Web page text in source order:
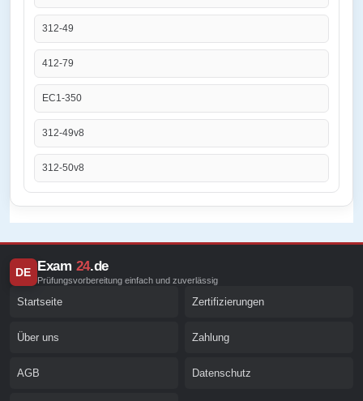
312-49
412-79
EC1-350
312-49v8
312-50v8
DE Exam 24.de
Prüfungsvorbereitung einfach und zuverlässig
Startseite Zertifizierungen
Über uns Zahlung
AGB Datenschutz